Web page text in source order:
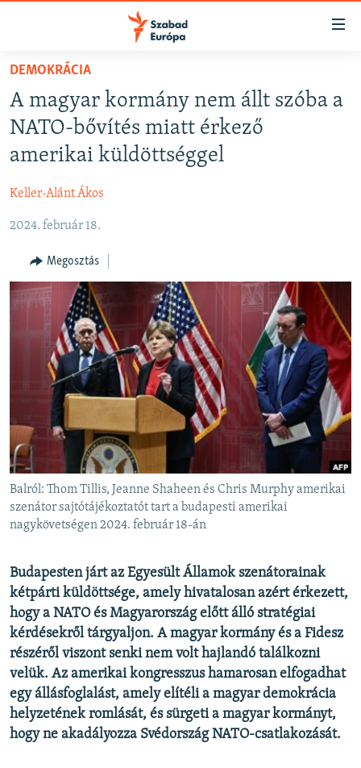
Akadálymentes
Ugrás
fő
oldalra
tartalomjegyzékre
AKTUÁLIS
PODCASTOK
ELEMZŐ
NER15
SZABADON
TÁRSADALOM
DEMOKRÁCIA
A PÉNZ NYOMÁBAN
EURÓPAI UNIÓ
KLÍMAVÁLTOZÁS
A MÚLT TANULSÁGAI
KÖVESSEN MINKET!
Valamennyi RFE/RL weboldal
DEMOKRÁCIA
A magyar kormány nem állt szóba a
NATO-bővítés miatt érkező
amerikai küldöttséggel
Keller-Alánt Ákos
2024. február 18.
Megosztás
Balról: Thom Tillis, Jeanne Shaheen és Chris Murphy amerikai
szenátor sajtótájékoztatót tart a budapesti amerikai
nagykövetségen 2024. február 18-án
Budapesten járt az Egyesült Államok szenátorainak
kétpárti küldöttsége, amely hivatalosan azért érkezett,
hogy a NATO és Magyarország előtt álló stratégiai
kérdésekről tárgyaljon. A magyar kormány és a Fidesz
részéről viszont senki nem volt hajlandó találkozni
velük. Az amerikai kongresszus hamarosan elfogadhat
egy állásfoglalást, amely elítéli a magyar demokrácia
helyzetének romlását, és sürgeti a magyar kormányt,
hogy ne akadályozza Svédország NATO-csatlakozását.
FELIRATKOZÁS